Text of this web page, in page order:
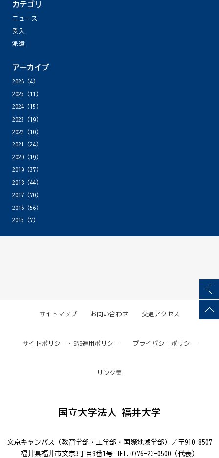
カテゴリ
ニュース
受入
派遣
アーカイブ
2026(4)
2025 (11)
2024(15)
2023 (19)
2022 (10)
2021
(24)
2020(19)
2019(37)
2018(44)
2017(70)
2016(56)
2015 (7)
サイトマップ お問い合わせ 交通アクセス
サイトポリシー・SNS運用ポリシー プライバシーポリシー
リンク集
国立大学法人 福井大学
文京キャンパス（教育学部・工学部・国際地域学部）／〒910-8507
福井県福井市文京3丁目9番1号 TEL.0776-23-0500（代表）